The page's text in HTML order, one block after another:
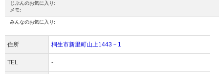
じぶんのお気に入り:
メモ:
みんなのお気に入り:
住所 桐生市新里町山上1443－1
TEL -